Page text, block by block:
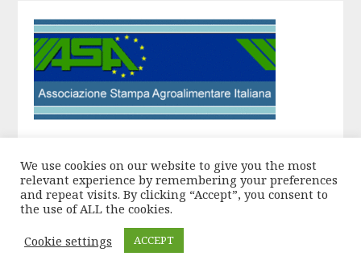
We use cookies on our website to give you the most
relevant experience by remembering your preferences
and repeat visits. By clicking “Accept”, you consent to
the use of ALL the cookies.
Cookie settings
ACCEPT